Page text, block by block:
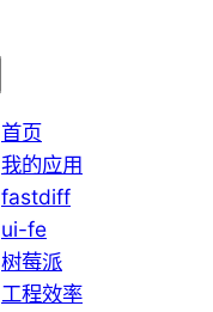
首页
我的应用
fastdiff
ui-fe
树莓派
工程效率